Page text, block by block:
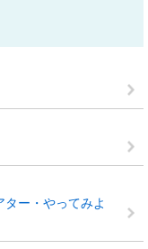
ー・やってみよ